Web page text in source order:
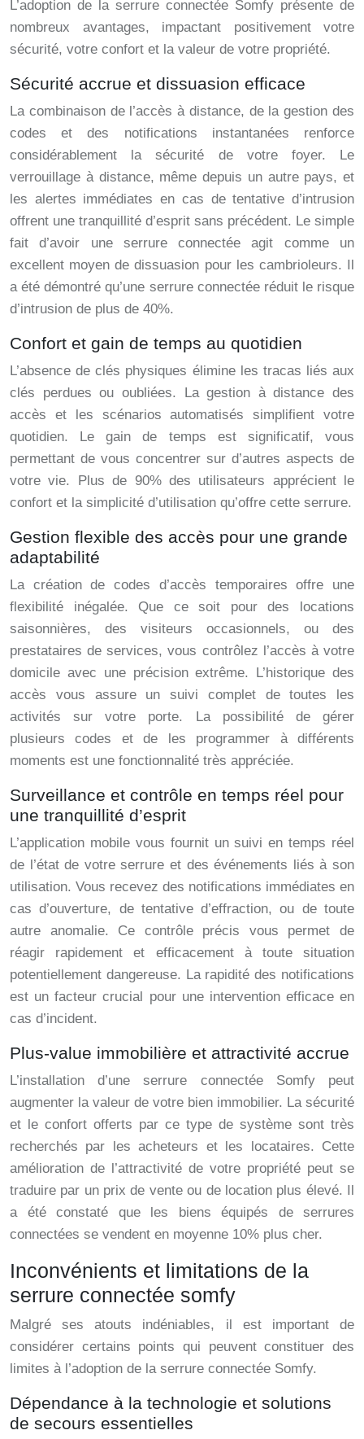
L’adoption de la serrure connectée Somfy présente de
nombreux avantages, impactant positivement votre
sécurité, votre confort et la valeur de votre propriété.
Sécurité accrue et dissuasion efficace
La combinaison de l’accès à distance, de la gestion des
codes et des notifications instantanées renforce
considérablement la sécurité de votre foyer. Le
verrouillage à distance, même depuis un autre pays, et
les alertes immédiates en cas de tentative d’intrusion
offrent une tranquillité d’esprit sans précédent. Le simple
fait d’avoir une serrure connectée agit comme un
excellent moyen de dissuasion pour les cambrioleurs. Il
a été démontré qu’une serrure connectée réduit le risque
d’intrusion de plus de 40%.
Confort et gain de temps au quotidien
L’absence de clés physiques élimine les tracas liés aux
clés perdues ou oubliées. La gestion à distance des
accès et les scénarios automatisés simplifient votre
quotidien. Le gain de temps est significatif, vous
permettant de vous concentrer sur d’autres aspects de
votre vie. Plus de 90% des utilisateurs apprécient le
confort et la simplicité d’utilisation qu’offre cette serrure.
Gestion flexible des accès pour une grande
adaptabilité
La création de codes d’accès temporaires offre une
flexibilité inégalée. Que ce soit pour des locations
saisonnières, des visiteurs occasionnels, ou des
prestataires de services, vous contrôlez l’accès à votre
domicile avec une précision extrême. L’historique des
accès vous assure un suivi complet de toutes les
activités sur votre porte. La possibilité de gérer
plusieurs codes et de les programmer à différents
moments est une fonctionnalité très appréciée.
Surveillance et contrôle en temps réel pour
une tranquillité d’esprit
L’application mobile vous fournit un suivi en temps réel
de l’état de votre serrure et des événements liés à son
utilisation. Vous recevez des notifications immédiates en
cas d’ouverture, de tentative d’effraction, ou de toute
autre anomalie. Ce contrôle précis vous permet de
réagir rapidement et efficacement à toute situation
potentiellement dangereuse. La rapidité des notifications
est un facteur crucial pour une intervention efficace en
cas d’incident.
Plus-value immobilière et attractivité accrue
L’installation d’une serrure connectée Somfy peut
augmenter la valeur de votre bien immobilier. La sécurité
et le confort offerts par ce type de système sont très
recherchés par les acheteurs et les locataires. Cette
amélioration de l’attractivité de votre propriété peut se
traduire par un prix de vente ou de location plus élevé. Il
a été constaté que les biens équipés de serrures
connectées se vendent en moyenne 10% plus cher.
Inconvénients et limitations de la
serrure connectée somfy
Malgré ses atouts indéniables, il est important de
considérer certains points qui peuvent constituer des
limites à l’adoption de la serrure connectée Somfy.
Dépendance à la technologie et solutions
de secours essentielles